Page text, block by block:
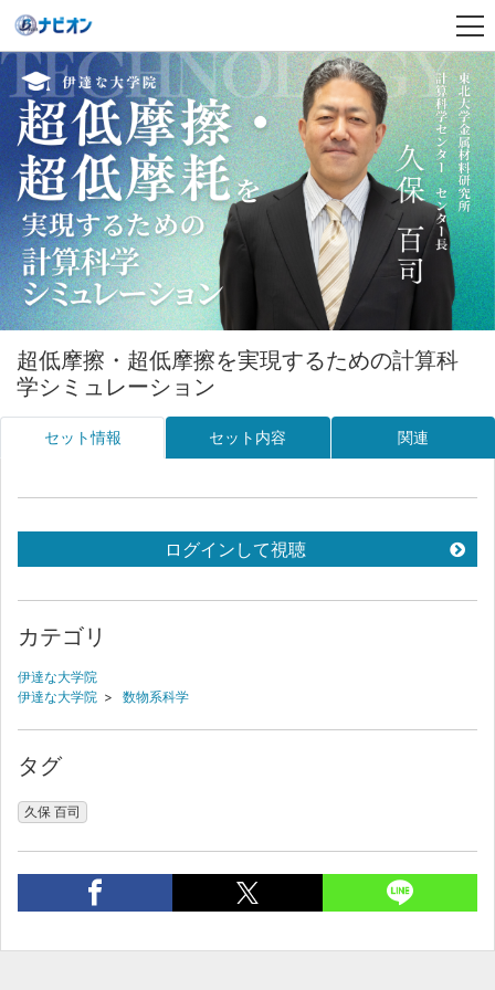
超低摩擦・超低摩擦を実現するための計算科
学シミュレーション
セット情報 セット内容 関連
ログインして視聴
カテゴリ
伊達な大学院
伊達な大学院 > 数物系科学
タグ
久保 百司